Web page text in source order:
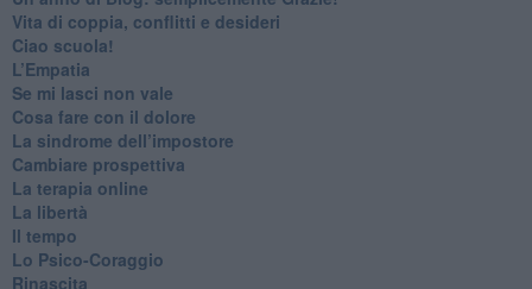
​Vita di coppia, conflitti e desideri
​Ciao scuola!
​L’Empatia
​Se mi lasci non vale
Cosa fare con il dolore
​La sindrome dell’impostore
​Cambiare prospettiva
La terapia online
La libertà
​Il tempo
​Lo Psico-Coraggio
Rinascita